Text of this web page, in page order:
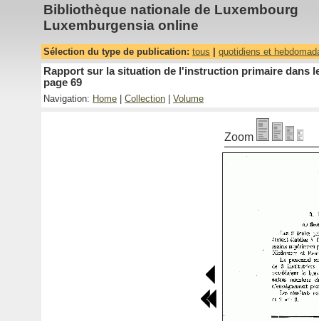
Bibliothèque nationale de Luxembourg
Luxemburgensia online
Sélection du type de publication: tous quotidiens et
Rapport sur la situation de l'instruction primaire dans
page 69
Navigation: Home Collection Volume
Zoom